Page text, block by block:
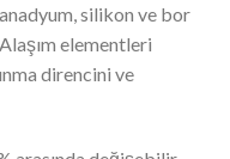
silikon ve bor
elementleri
direncini ve